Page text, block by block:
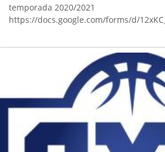
temporada 2020/2021
https://docs.google.com/forms/d/